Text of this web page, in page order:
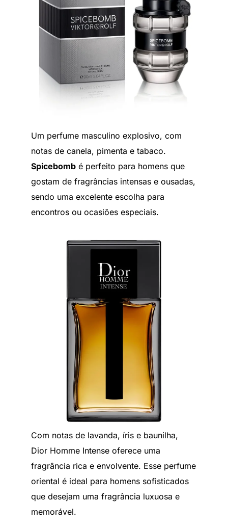
Um perfume masculino explosivo, com
notas de canela, pimenta e tabaco.
Spicebomb é perfeito para homens que
gostam de fragrâncias intensas e ousadas,
sendo uma excelente escolha para
encontros ou ocasiões especiais.
Com notas de lavanda, íris e baunilha,
Dior Homme Intense oferece uma
fragrância rica e envolvente. Esse perfume
oriental é ideal para homens sofisticados
que desejam uma fragrância luxuosa e
memorável.